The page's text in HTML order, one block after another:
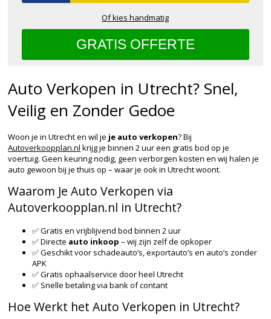
Auto Verkopen in Utrecht? Snel,
Veilig en Zonder Gedoe
Woon je in Utrecht en wil je je auto verkopen? Bij
Autoverkoopplan.nl krijg je binnen 2 uur een gratis bod op je
voertuig. Geen keuring nodig, geen verborgen kosten en wij halen je
auto gewoon bij je thuis op – waar je ook in Utrecht woont.
Waarom Je Auto Verkopen via
Autoverkoopplan.nl in Utrecht?
✅ Gratis en vrijblijvend bod binnen 2 uur
✅ Directe auto inkoop – wij zijn zelf de opkoper
✅ Geschikt voor schadeauto’s, exportauto’s en auto’s zonder
APK
✅ Gratis ophaalservice door heel Utrecht
✅ Snelle betaling via bank of contant
Hoe Werkt het Auto Verkopen in Utrecht?
Of kies handmatig